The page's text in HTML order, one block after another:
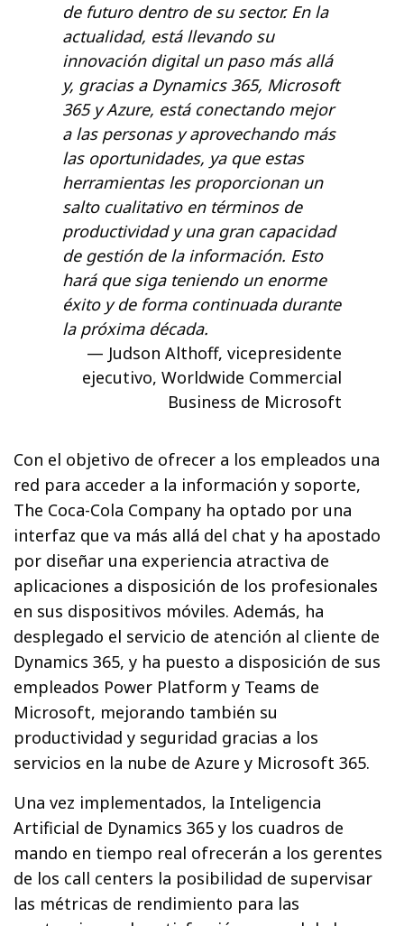
de futuro dentro de su sector. En la
actualidad, está llevando su
innovación digital un paso más allá
y, gracias a Dynamics 365, Microsoft
365 y Azure, está conectando mejor
a las personas y aprovechando más
las oportunidades, ya que estas
herramientas les proporcionan un
salto cualitativo en términos de
productividad y una gran capacidad
de gestión de la información. Esto
hará que siga teniendo un enorme
éxito y de forma continuada durante
la próxima década.
Judson Althoff, vicepresidente
ejecutivo, Worldwide Commercial
Business de Microsoft
Con el objetivo de ofrecer a los empleados una
red para acceder a la información y soporte,
The Coca-Cola Company ha optado por una
interfaz que va más allá del chat y ha apostado
por diseñar una experiencia atractiva de
aplicaciones a disposición de los profesionales
en sus dispositivos móviles. Además, ha
desplegado el servicio de atención al cliente de
Dynamics 365, y ha puesto a disposición de sus
empleados Power Platform y Teams de
Microsoft, mejorando también su
productividad y seguridad gracias a los
servicios en la nube de Azure y Microsoft 365.
Una vez implementados, la Inteligencia
Artificial de Dynamics 365 y los cuadros de
mando en tiempo real ofrecerán a los gerentes
de los call centers la posibilidad de supervisar
las métricas de rendimiento para las